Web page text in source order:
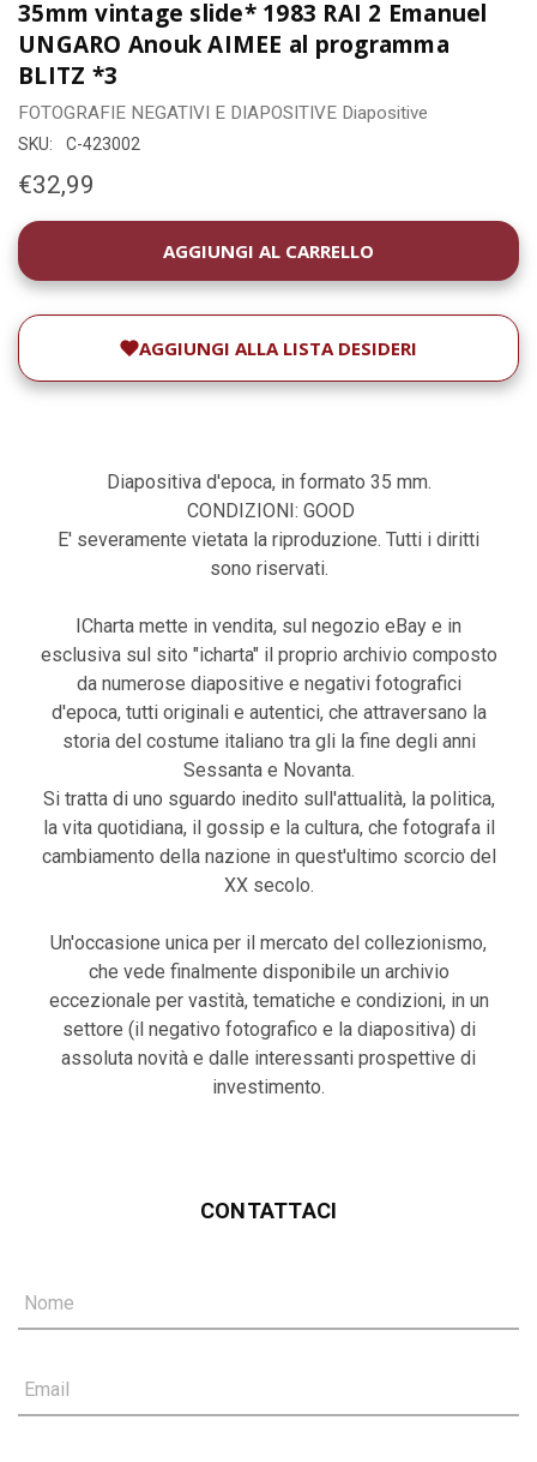
35mm vintage slide* 1983 RAI 2 Emanuel
UNGARO Anouk AIMEE al programma
BLITZ *3
FOTOGRAFIE NEGATIVI E DIAPOSITIVE Diapositive
SKU: C-423002
€32,99
DISPONIBILITÀ
ATTUALE:
AGGIUNGI ALLA LISTA DESIDERI
Diapositiva d'epoca, in formato 35 mm.
CONDIZIONI: GOOD
E' severamente vietata la riproduzione. Tutti i diritti
sono riservati.
ICharta mette in vendita, sul negozio eBay e in
esclusiva sul sito "icharta" il proprio archivio composto
da numerose diapositive e negativi fotografici
d'epoca, tutti originali e autentici, che attraversano la
storia del costume italiano tra gli la fine degli anni
Sessanta e Novanta.
Si tratta di uno sguardo inedito sull'attualità, la politica,
la vita quotidiana, il gossip e la cultura, che fotografa il
cambiamento della nazione in quest'ultimo scorcio del
XX secolo.
Un'occasione unica per il mercato del collezionismo,
che vede finalmente disponibile un archivio
eccezionale per vastità, tematiche e condizioni, in un
settore (il negativo fotografico e la diapositiva) di
assoluta novità e dalle interessanti prospettive di
investimento.
CONTATTACI
Nome
Email